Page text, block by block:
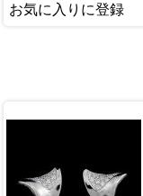
お気に入りに登録